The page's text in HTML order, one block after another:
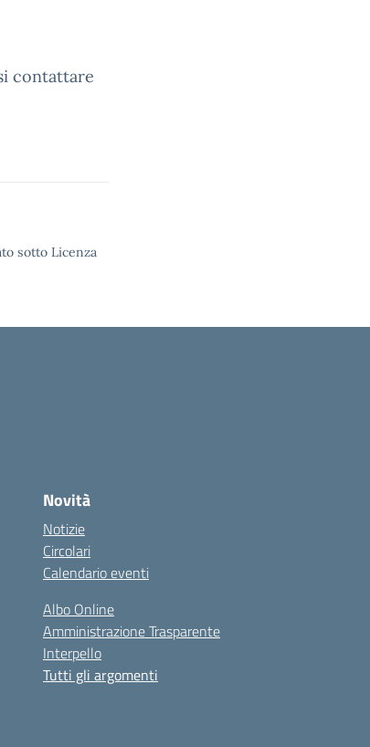
contattare
sotto Licenza
Novità
Notizie
Circolari
Calendario eventi
Albo Online
Amministrazione Trasparente
Interpello
Tutti gli argomenti